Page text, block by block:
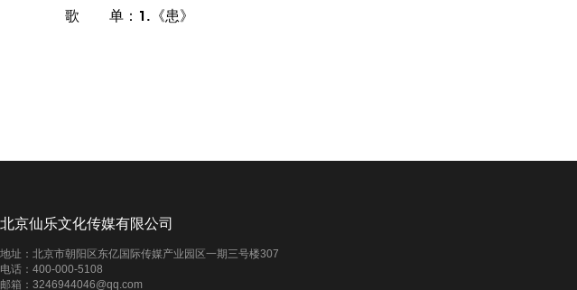
歌 单：1.《患》
北京仙乐文化传媒有限公司
地址：北京市朝阳区东亿国际传媒产业园区一期三号楼307
电话：400-000-5108
邮箱：3246944046@qq.com